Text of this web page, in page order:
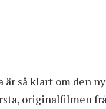
är så klart om den
originalfilmen